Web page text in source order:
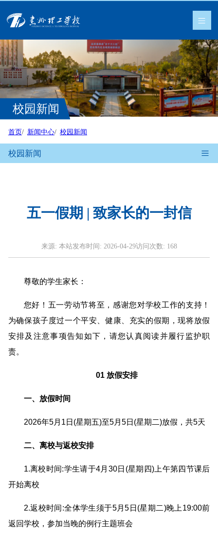
校园新闻
首页 新闻中心 校园新闻
校园新闻
五一假期 | 致家长的一封信
来源: 本站发布时间: 2026-04-29访问次数: 168
尊敬的学生家长：
您好！五一劳动节将至，感谢您对学校工作的支持！
为确保孩子度过一个平安、健康、充实的假期，现将放假
安排及注意事项告知如下，请您认真阅读并履行监护职
责。
01 放假安排
一、放假时间
2026年5月1日(星期五)至5月5日(星期二)放假，共5天
二、离校与返校安排
1.离校时间:学生请于4月30日(星期四)上午第四节课后
开始离校
2.返校时间:全体学生须于5月5日(星期二)晚上19:00前
返回学校，参加当晚的例行主题班会